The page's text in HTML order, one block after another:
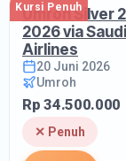
Kursi Penuh
Umroh Silver
2026 via Saudi
Airlines
20 Juni 2026
Umroh
Rp 34.500.000
✕ Penuh